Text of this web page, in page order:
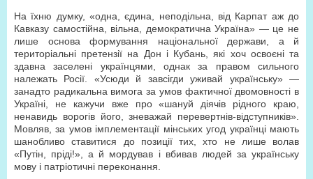
На їхню думку, «одна, єдина, неподільна, від Карпат аж до
Кавказу самостійна, вільна, демократична Україна» — це не
лише основа формування національної держави, а й
територіальні претензії на Дон і Кубань, які хоч освоєні та
здавна заселені українцями, однак за правом сильного
належать Росії. «Усюди й завсігди уживай українську» —
занадто радикальна вимога за умов фактичної двомовності в
Україні, не кажучи вже про «шануй діячів рідного краю,
ненавидь ворогів його, зневажай перевертнів-відступників».
Мовляв, за умов імплементації мінських угод українці мають
шанобливо ставитися до позиції тих, хто не лише волав
«Путін, пріді!», а й мордував і вбивав людей за українську
мову і патріотичні переконання.